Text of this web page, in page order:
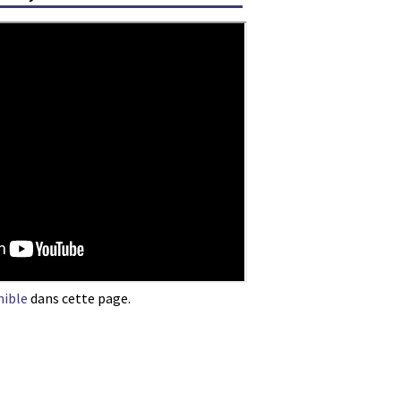
dans cette page.